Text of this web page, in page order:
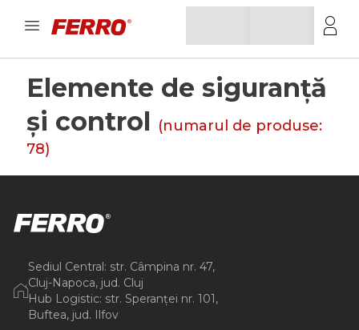
Elemente de siguranță
și control (numarul de produse:
78)
Sediul Central: str. Câmpina nr. 47,
Cluj-Napoca, jud. Cluj
Hub Logistic: str. Speranței nr. 101,
Buftea, jud. Ilfov